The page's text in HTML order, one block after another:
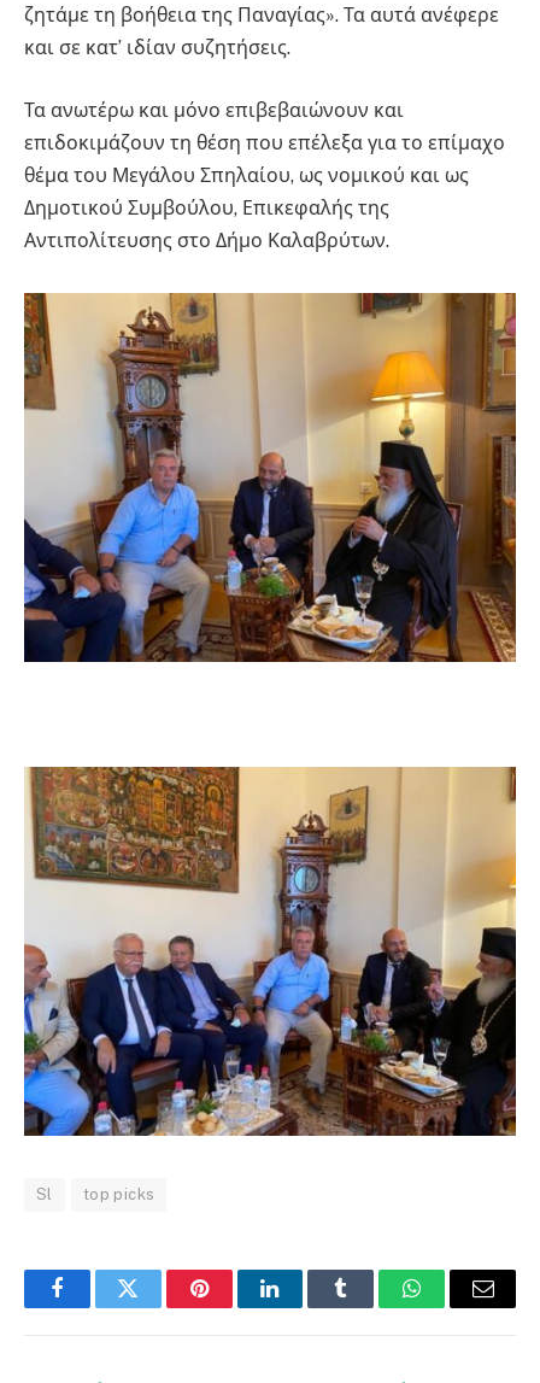
ζητάμε τη βοήθεια της Παναγίας». Τα αυτά ανέφερε
και σε κατ’ ιδίαν συζητήσεις.
Τα ανωτέρω και μόνο επιβεβαιώνουν και
επιδοκιμάζουν τη θέση που επέλεξα για το επίμαχο
θέμα του Μεγάλου Σπηλαίου, ως νομικού και ως
Δημοτικού Συμβούλου, Επικεφαλής της
Αντιπολίτευσης στο Δήμο Καλαβρύτων.
Sl top picks
FacebookTwitter PinterestLinkedInTumblr WhatsAppEmail